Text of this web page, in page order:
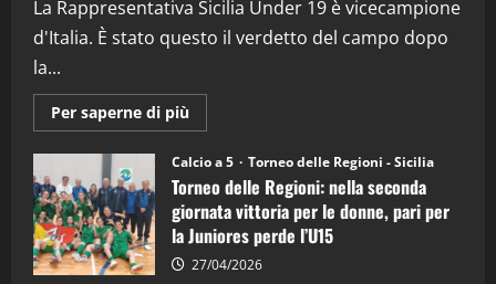
08/04/2026
La Rappresentativa Sicilia Under 19 è vicecampione
d'Italia. È stato questo il verdetto del campo dopo
la...
Per saperne di più
informazioni
Torneo
delle
Regioni
di
calcio
a
5:
la
Calcio a 5 Torneo delle Regioni - Sicilia
Torneo delle Regioni: nella seconda
giornata vittoria per le donne, pari per
la Juniores perde l’U15
27/04/2026